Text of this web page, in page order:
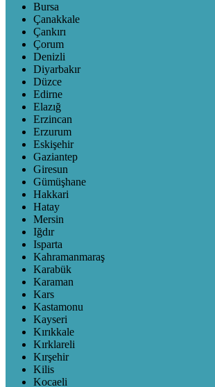
Bursa
Çanakkale
Çankırı
Çorum
Denizli
Diyarbakır
Düzce
Edirne
Elazığ
Erzincan
Erzurum
Eskişehir
Gaziantep
Giresun
Gümüşhane
Hakkari
Hatay
Mersin
Iğdır
Isparta
Kahramanmaraş
Karabük
Karaman
Kars
Kastamonu
Kayseri
Kırıkkale
Kırklareli
Kırşehir
Kilis
Kocaeli